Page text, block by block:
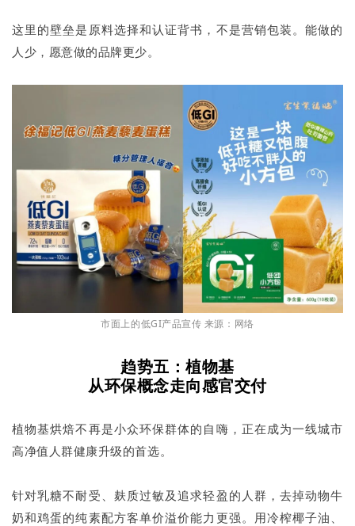
这里的壁垒是原料选择和认证背书，不是营销包装。能做的
人少，愿意做的品牌更少。
市面上的低GI产品宣传 来源：网络
趋势五：植物基
从环保概念走向感官交付
植物基烘焙不再是小众环保群体的自嗨，正在成为一线城市
高净值人群健康升级的首选。
针对乳糖不耐受、麸质过敏及追求轻盈的人群，去掉动物牛
奶和鸡蛋的纯素配方客单价溢价能力更强。用冷榨椰子油、